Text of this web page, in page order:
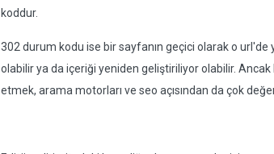
koddur.
302 durum kodu ise bir sayfanın geçici olarak o url'de
olabilir ya da içeriği yeniden geliştiriliyor olabilir.
etmek, arama motorları ve seo açısından da çok